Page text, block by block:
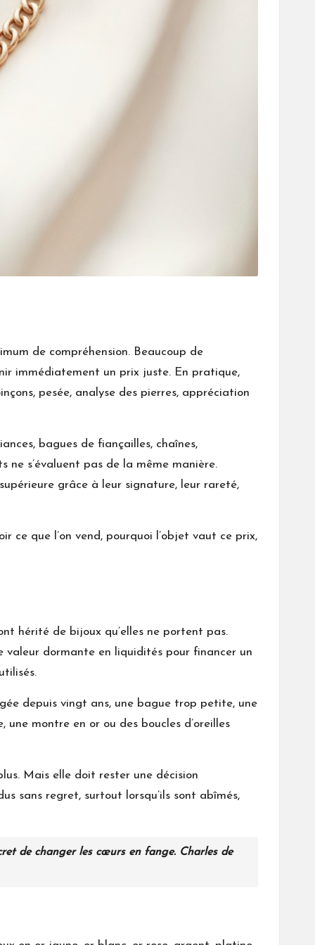
de compréhension. Beaucoup de
immédiatement un prix juste. En pratique,
pesée, analyse des pierres, appréciation
bagues de fiançailles, chaînes,
ne s’évaluent pas de la même manière.
grâce à leur signature, leur rareté,
ce que l’on vend, pourquoi l’objet vaut ce prix,
hérité de bijoux qu’elles ne portent pas.
valeur dormante en liquidités pour financer un
depuis vingt ans, une bague trop petite, une
montre en or ou des boucles d’oreilles
Mais elle doit rester une décision
sans regret, surtout lorsqu’ils sont abîmés,
de changer les cœurs en fange. Charles de